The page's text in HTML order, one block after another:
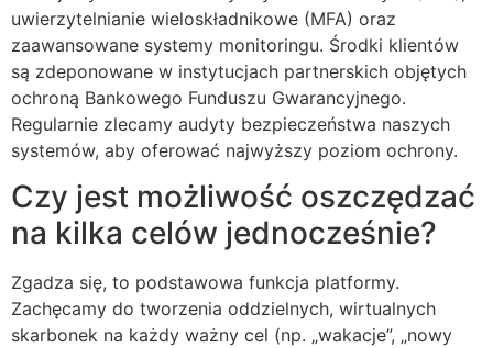
uwierzytelnianie wieloskładnikowe (MFA) oraz
zaawansowane systemy monitoringu. Środki klientów
są zdeponowane w instytucjach partnerskich objętych
ochroną Bankowego Funduszu Gwarancyjnego.
Regularnie zlecamy audyty bezpieczeństwa naszych
systemów, aby oferować najwyższy poziom ochrony.
Czy jest możliwość oszczędzać
na kilka celów jednocześnie?
Zgadza się, to podstawowa funkcja platformy.
Zachęcamy do tworzenia oddzielnych, wirtualnych
skarbonek na każdy ważny cel (np. „wakacje”, „nowy